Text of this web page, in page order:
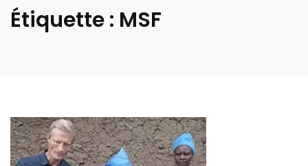
Étiquette : MSF